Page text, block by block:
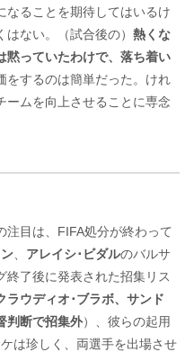
なることを期待してはいるけ
ない。（試合後の） 熱くな
黙っていたわけで、落ち着い
をするのは簡単だった。けれ
ームを向上させることに専念
注目は、FIFA処分が終わって
アレイシ･ビダルのバルサ
終了後に発表された招集リス
ラウディオ･ブラボ、サンド
判断で招集外）、彼らの起用
は珍しく、両選手を出場させ